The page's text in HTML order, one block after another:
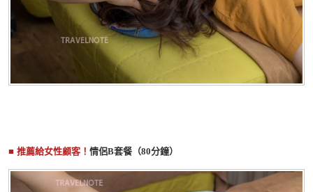
■ 推薦給女性顧客 ！ 情侶B套餐（80分鐘）